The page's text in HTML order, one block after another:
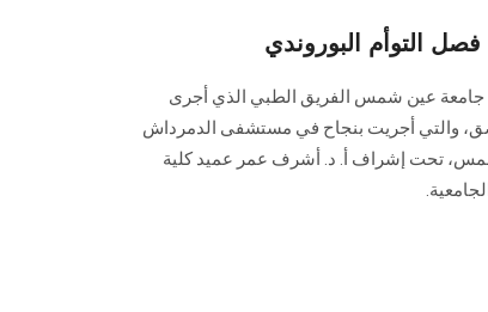
التوأم البوروندي
جامعة عين شمس الفريق الطبي الذي أجرى
والتي أجريت بنجاح في مستشفى الدمرداش
تحت إشراف أ. د. أشرف عمر عميد كلية